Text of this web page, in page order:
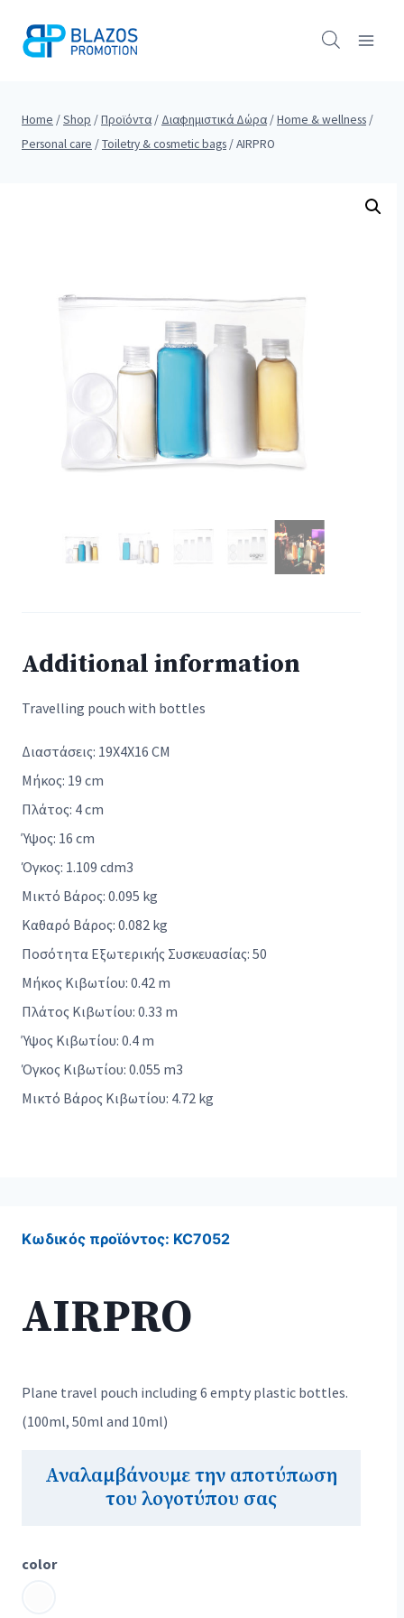
Home /Shop /Προϊόντα / Διαφημιστικά Δώρα /Home & wellness /
Personal care /Toiletry & cosmetic bags /AIRPRO
Additional information
Travelling pouch with bottles
Διαστάσεις: 19X4X16 CM
Μήκος: 19 cm
Πλάτος: 4 cm
Ύψος: 16 cm
Όγκος: 1.109 cdm3
Μικτό Βάρος: 0.095 kg
Καθαρό Βάρος: 0.082 kg
Ποσότητα Εξωτερικής Συσκευασίας: 50
Μήκος Κιβωτίου: 0.42 m
Πλάτος Κιβωτίου: 0.33 m
Ύψος Κιβωτίου: 0.4 m
Όγκος Κιβωτίου: 0.055 m3
Μικτό Βάρος Κιβωτίου: 4.72 kg
Κωδικός προϊόντος: KC7052
AIRPRO
Plane travel pouch including 6 empty plastic bottles.
(100ml, 50ml and 10ml)
Αναλαμβάνουμε την αποτύπωση
του λογοτύπου σας
color